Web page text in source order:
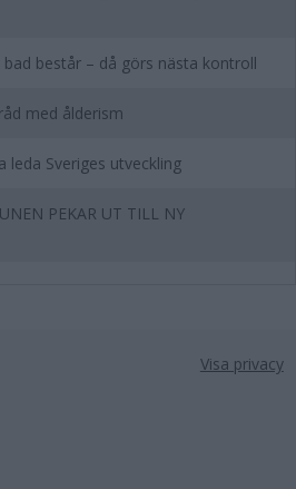
består – då görs nästa kontroll
med ålderism
leda Sveriges utveckling
PEKAR UT TILL NY
Visa privacy